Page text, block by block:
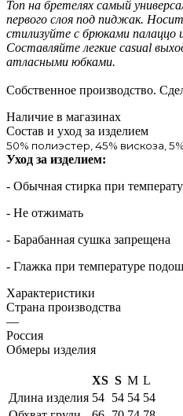
Топ на бретелях самый
первого слоя под пиджак.
стилизуйте с брюками палаццо
Составляйте легкие casual
атласными юбками.
Собственное производство.
Наличие в магазинах
Состав и уход за изделием
50% полиэстер, 45% вискоза,
Уход за изделием:
- Обычная стирка при
- Не отжимать
- Барабанная сушка запрещена
- Глажка при температуре
Характеристики
Страна производства
—
Россия
Обмеры изделия
XS S M L
Длина изделия 54 54 54 54